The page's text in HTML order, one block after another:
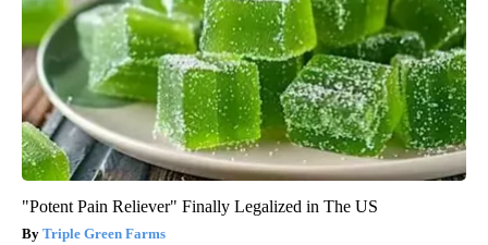
"Potent Pain Reliever" Finally Legalized in The US
Triple Green Farms